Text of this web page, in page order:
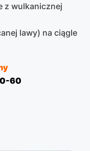
z wulkanicznej
lawy) na ciągle
60